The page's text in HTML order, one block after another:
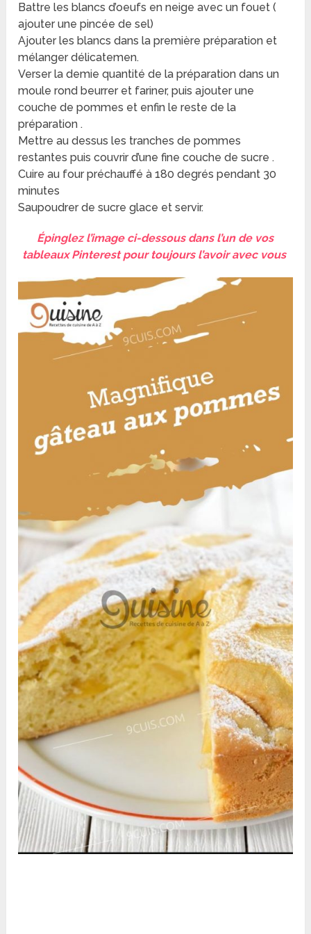
Battre les blancs d’oeufs en neige avec un fouet (
ajouter une pincée de sel)
Ajouter les blancs dans la première préparation et
mélanger délicatemen.
Verser la demie quantité de la préparation dans un
moule rond beurrer et fariner, puis ajouter une
couche de pommes et enfin le reste de la
préparation .
Mettre au dessus les tranches de pommes
restantes puis couvrir d’une fine couche de sucre .
Cuire au four préchauffé à 180 degrés pendant 30
minutes
Saupoudrer de sucre glace et servir.
Épinglez l’image ci-dessous dans l’un de vos
tableaux Pinterest pour toujours l’avoir avec vous